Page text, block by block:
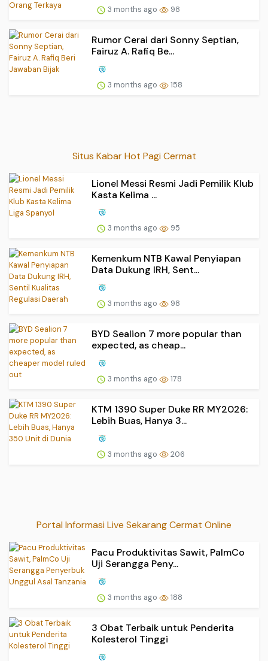
3 months ago 98
Rumor Cerai dari Sonny Septian,
Fairuz A. Rafiq Be...
3 months ago 158
Situs Kabar Hot Pagi Cermat
Lionel Messi Resmi Jadi Pemilik Klub
Kasta Kelima ...
3 months ago 95
Kemenkum NTB Kawal Penyiapan
Data Dukung IRH, Sent...
3 months ago 98
BYD Sealion 7 more popular than
expected, as cheap...
3 months ago 178
KTM 1390 Super Duke RR MY2026:
Lebih Buas, Hanya 3...
3 months ago 206
Portal Informasi Live Sekarang Cermat Online
Pacu Produktivitas Sawit, PalmCo
Uji Serangga Peny...
3 months ago 188
3 Obat Terbaik untuk Penderita
Kolesterol Tinggi